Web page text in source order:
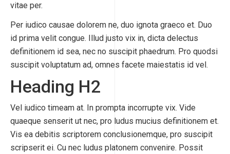
vitae per.
Per iudico causae dolorem ne, duo ignota graeco et. Duo
id prima velit congue. Illud justo vix in, dicta delectus
definitionem id sea, nec no suscipit phaedrum. Pro quodsi
suscipit voluptatum ad, omnes facete maiestatis id vel.
Heading H2
Vel iudico timeam at. In prompta incorrupte vix. Vide
quaeque senserit ut nec, pro ludus mucius definitionem et.
Vis ea debitis scriptorem conclusionemque, pro suscipit
scripserit ei. Cu nec ludus platonem convenire. Possit